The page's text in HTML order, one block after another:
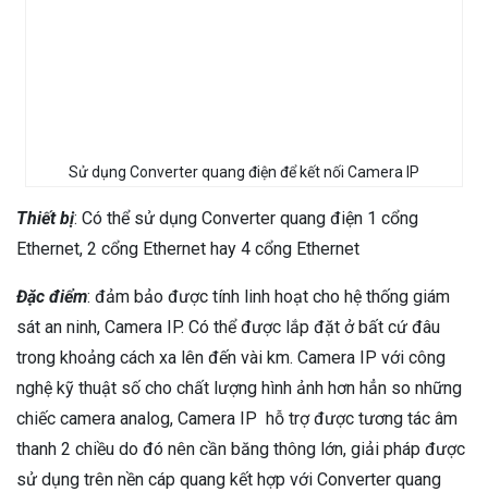
Sử dụng Converter quang điện để kết nối Camera IP
Thiết bị: Có thể sử dụng Converter quang điện 1 cổng
Ethernet, 2 cổng Ethernet hay 4 cổng Ethernet
Đặc điểm: đảm bảo được tính linh hoạt cho hệ thống giám
sát an ninh, Camera IP. Có thể được lắp đặt ở bất cứ đâu
trong khoảng cách xa lên đến vài km. Camera IP với công
nghệ kỹ thuật số cho chất lượng hình ảnh hơn hẳn so những
chiếc camera analog, Camera IP hỗ trợ được tương tác âm
thanh 2 chiều do đó nên cần băng thông lớn, giải pháp được
sử dụng trên nền cáp quang kết hợp với Converter quang